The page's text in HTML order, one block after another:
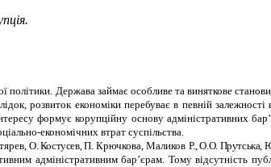
політики. Держава займає особливе та виняткове
розвиток економіки перебуває в певній залежності
формує корупційну основу адміністративних бар’
економічних втрат суспільства.
О. Костусев,П. Крючкова, Маликов Р.,О.О. Прутська,
адміністративним бар’єрам. Тому відсутність